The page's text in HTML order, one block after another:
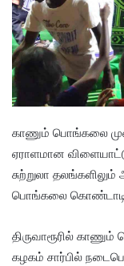
காணும் பொங்கலை
ஏராளமான
சுற்றுலா
பொங்கலை
திருவாரூரில்
கழகம் சார்பில்